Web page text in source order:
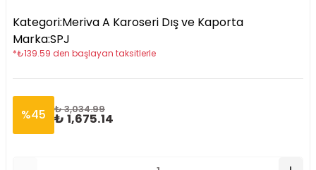
Kategori:Meriva A Karoseri Dış ve Kaporta
Marka:SPJ
*₺139.59 den başlayan taksitlerle
%45 ₺ 3,034.99
₺ 1,675.14